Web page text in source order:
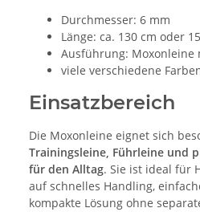
Durchmesser: 6 mm
Länge: ca. 130 cm oder
Ausführung: Moxonleine
viele verschiedene
Einsatzbereich
Die Moxonleine eignet sich
Trainingsleine, Führleine und
für den Alltag. Sie ist ideal für
auf schnelles Handling,
kompakte Lösung ohne